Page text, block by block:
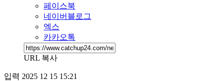
페이스북
네이버블로그
엑스
카카오톡
URL 복사
입력 2025 12 15 15:21